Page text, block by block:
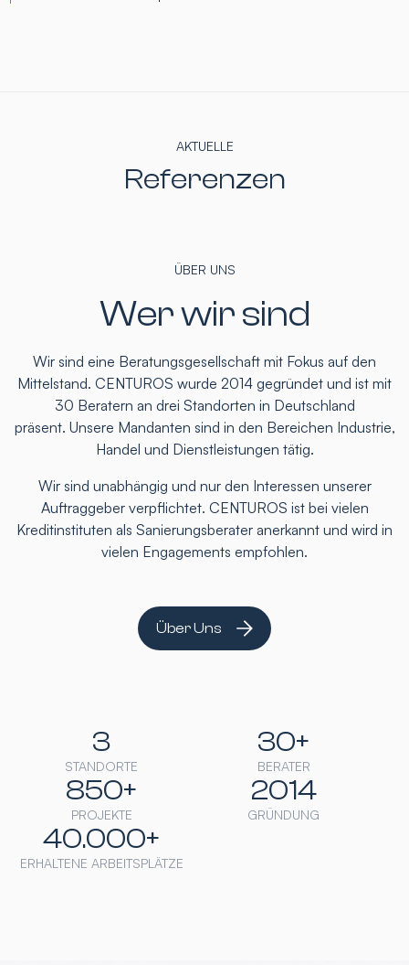
AKTUELLE
Referenzen
ÜBER UNS
Wer wir sind
Wir sind eine Beratungsgesellschaft mit Fokus auf den
Mittelstand. CENTUROS wurde 2014 gegründet und ist mit
30 Beratern an drei Standorten in Deutschland
präsent. Unsere Mandanten sind in den Bereichen Industrie,
Handel und Dienstleistungen tätig.
Wir sind unabhängig und nur den Interessen unserer
Auftraggeber verpflichtet. CENTUROS ist bei vielen
Kreditinstituten als Sanierungsberater anerkannt und wird in
vielen Engagements empfohlen.
Über Uns
STANDORTE
3
BERATER
30+
PROJEKTE
850+
GRÜNDUNG
2014
ERHALTENE ARBEITSPLÄTZE
40.000+